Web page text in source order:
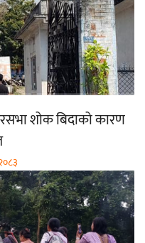
शोक बिदाको कारण